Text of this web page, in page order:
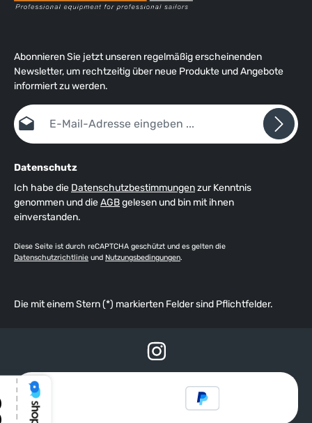
Abonnieren Sie jetzt unseren regelmäßig erscheinenden
Newsletter, um rechtzeitig über neue Produkte und Angebote
informiert zu werden.
E-Mail-Adresse*
Datenschutz
Ich habe die Datenschutzbestimmungenzur Kenntnis
genommen und dieAGBgelesen und bin mit ihnen
einverstanden.
Diese Seite ist durch reCAPTCHA geschützt und es gelten die
Datenschutzrichtlinie und Nutzungsbedingungen.
Die mit einem Stern (*) markierten Felder sind Pflichtfelder.